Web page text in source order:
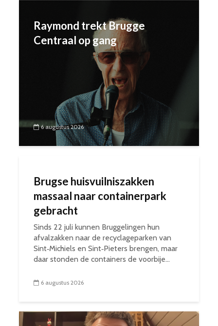
Raymond trekt Brugge
Centraal op gang
6 augustus 2026
Brugse huisvuilniszakken
massaal naar containerpark
gebracht
Sinds 22 juli kunnen Bruggelingen hun
afvalzakken naar de recyclageparken van
Sint‑Michiels en Sint‑Pieters brengen, maar
daar stonden de containers de voorbije...
6 augustus 2026